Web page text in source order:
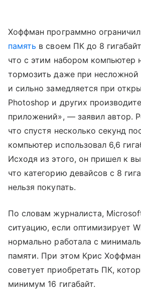
Хоффман программно
память в своем ПК до 8
что с этим набором компьютер
тормозить даже при несложной
и сильно замедляется при
Photoshop и других
приложений», — заявил автор.
что спустя несколько секунд
компьютер использовал 6,6
Исходя из этого, он пришел к
что категорию девайсов с 8
нельзя покупать.
По словам журналиста,
ситуацию, если оптимизирует
нормально работала с
памяти. При этом Крис
советует приобретать ПК,
минимум 16 гигабайт.